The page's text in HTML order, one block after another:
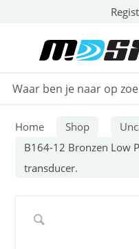
Home Shop
B164-12 Bronzen Low
transducer.